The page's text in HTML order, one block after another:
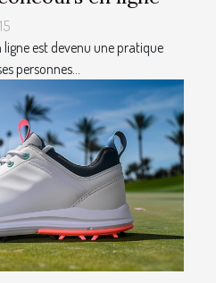
est devenu une pratique
personnes...